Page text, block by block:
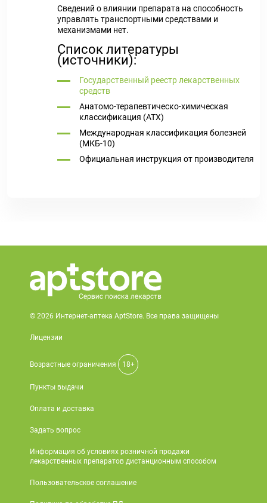
Сведений о влиянии препарата на способность
управлять транспортными средствами и
механизмами нет.
Список литературы
(источники):
Государственный реестр лекарственных
средств
Анатомо-терапевтическо-химическая
классификация (ATX)
Международная классификация болезней
(МКБ-10)
Официальная инструкция от производителя
© 2026 Интернет-аптека AptStore. Все права защищены
Лицензии
Возрастные ограничения 18+
Пункты выдачи
Оплата и доставка
Задать вопрос
Информация об условиях розничной продажи
лекарственных препаратов дистанционным способом
Пользовательское соглашение